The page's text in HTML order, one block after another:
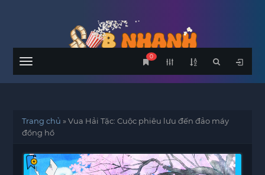
Menu
0
Trang chủ »Vua Hải Tặc: Cuộc phiêu lưu đến đảo máy
đồng hồ